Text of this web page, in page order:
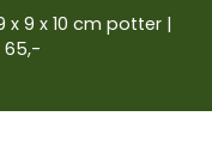
9 x 10 cm potter |
65,-